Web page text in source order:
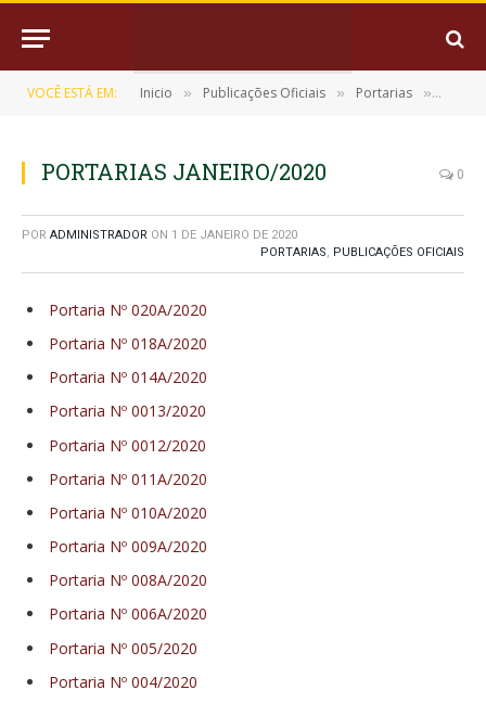
VOCÊ ESTÁ EM: Inicio » Publicações Oficiais » Portarias »
PORTARIAS JANEIRO/2020 0
POR ADMINISTRADOR ON 1 DE JANEIRO DE 2020
PORTARIAS, PUBLICAÇÕES OFICIAIS
Portaria Nº 020A/2020
Portaria Nº 018A/2020
Portaria Nº 014A/2020
Portaria Nº 0013/2020
Portaria Nº 0012/2020
Portaria Nº 011A/2020
Portaria Nº 010A/2020
Portaria Nº 009A/2020
Portaria Nº 008A/2020
Portaria Nº 006A/2020
Portaria Nº 005/2020
Portaria Nº 004/2020